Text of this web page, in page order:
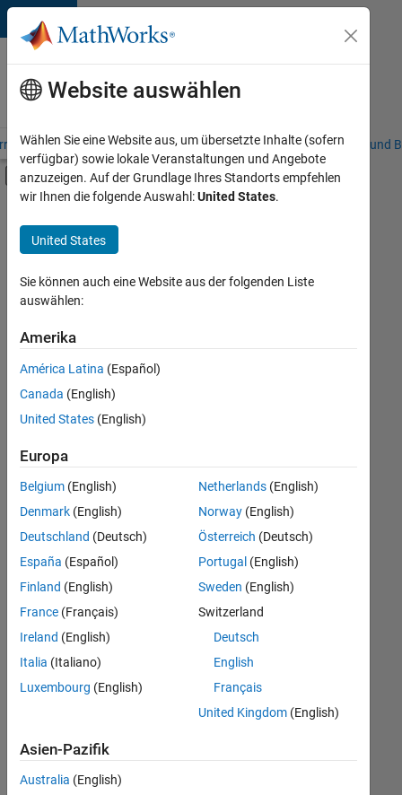
Weiter zum Inhalt
Karriere
bei
MathWorks
– Übersicht Stellensuche Niederlassungen Studierende und
Umschaltung für Off-Canvas-
Hauptinhalt
Programm für Berufseinsteiger (EDG)
Advanced Support
Globalisierung
Infrastructure and Architecture
Release Engineering
Software Process Engineering
Technical Writing
User Experience
+8
Derzeit
es
keine
offenen
Stellen,
Ihren
Suchkriterien
entsprechen.
können
die
Suchkriterien
weiter
fassen
oder
alle
Stellenangebote
anzeigen .
noch
keine
Website auswählen
Wählen Sie eine Website aus, um übersetzte Inhalte (sofern
verfügbar) sowie lokale Veranstaltungen und Angebote
anzuzeigen. Auf der Grundlage Ihres Standorts empfehlen
wir Ihnen die folgende Auswahl:United States.
United States
Sie können auch eine Website aus der folgenden Liste
auswählen:
Amerika
América Latina (Español)
Canada (English)
United States (English)
Europa
Belgium (English)
Denmark (English)
Deutschland (Deutsch)
España (Español)
Finland (English)
France (Français)
Ireland (English)
Italia (Italiano)
Luxembourg (English)
Netherlands(English)
Norway(English)
Österreich (Deutsch)
Portugal (English)
Sweden (English)
Switzerland
Deutsch
English
Français
United Kingdom(English)
Asien-Pazifik
Australia (English)